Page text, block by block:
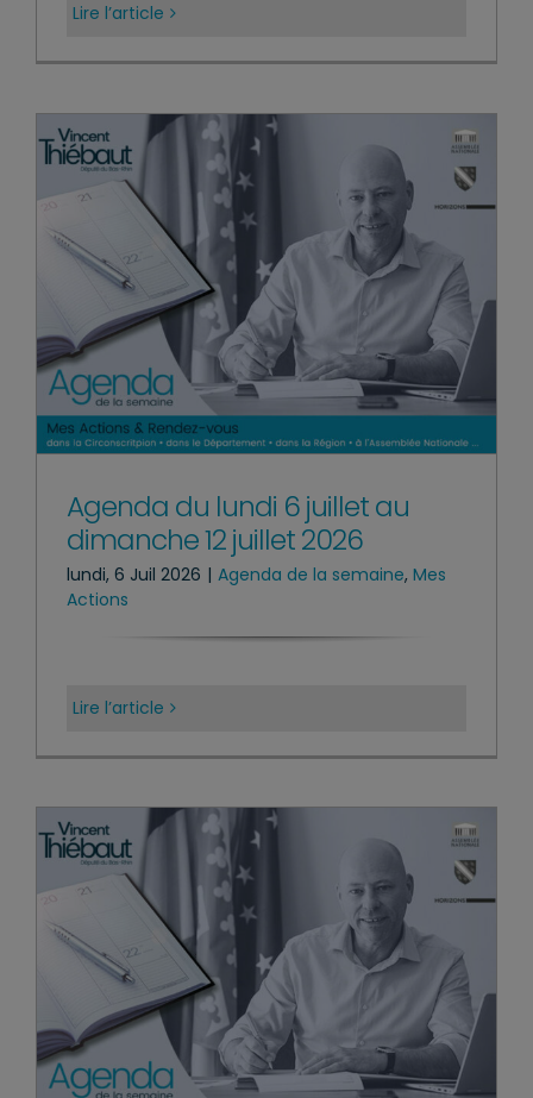
Lire l’article
Agenda du lundi 6 juillet au
dimanche 12 juillet 2026
lundi, 6 Juil 2026 | Agenda de la semaine, Mes
Actions
Lire l’article